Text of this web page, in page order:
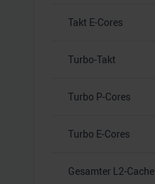
Takt E-Cores
Turbo-Takt
Turbo P-Cores
Turbo E-Cores
Gesamter L2-Cache